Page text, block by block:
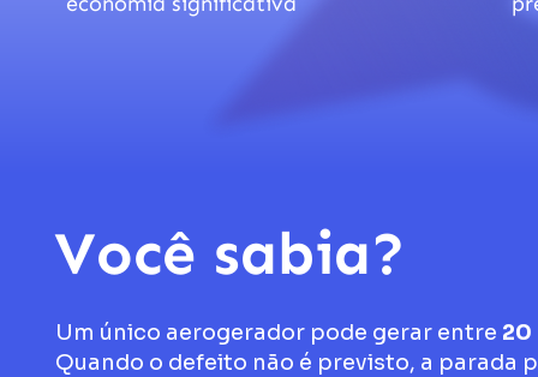
Você sabia?
Um único aerogerador pode gerar entre 20
Quando o defeito não é previsto, a parada